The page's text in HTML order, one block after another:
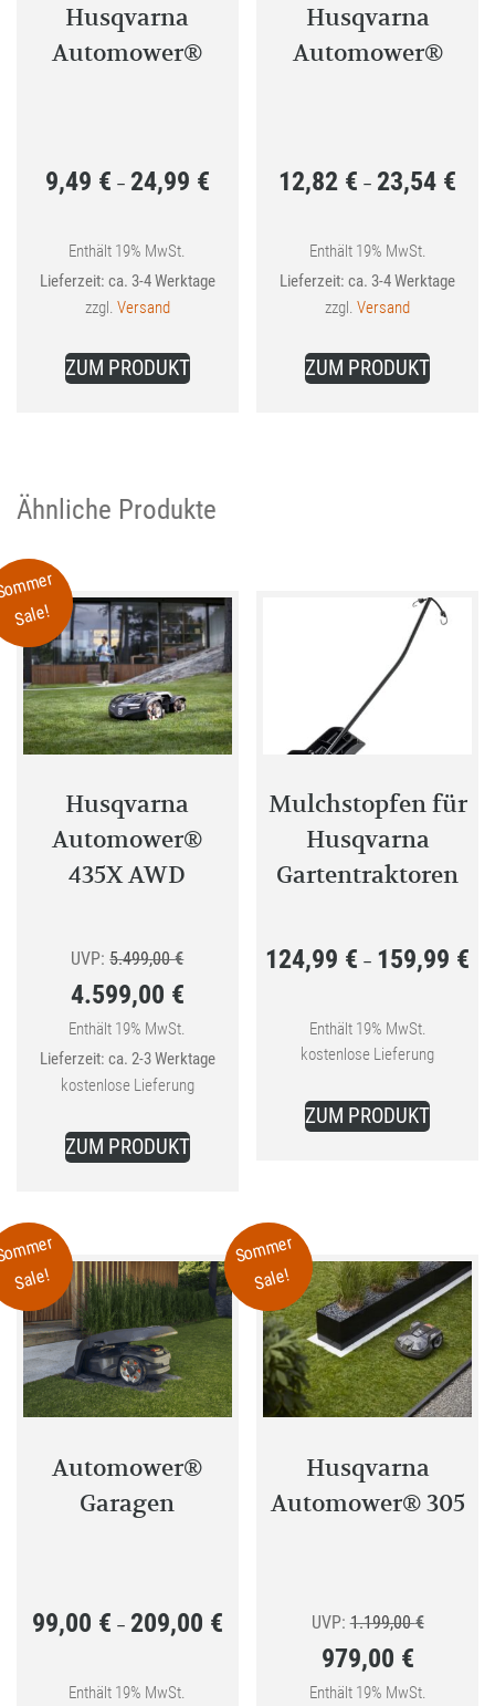
Husqvarna
Automower®
9,49 € – 24,99 €Preisspanne:
24,99 €
Enthält 19% MwSt.
Lieferzeit: ca. 3-4 Werktage
zzgl. Versand
ZUM PRODUKTProdukt
auf.
können
auf
der
Produktseite
gewählt
werden
Husqvarna
Automower®
12,82 € – 23,54 €
Enthält 19% MwSt.
Lieferzeit: ca. 3-4 Werktage
zzgl.Versand
ZUM PRODUKTProdukt
können
auf
Ähnliche Produkte
Sale!
Husqvarna
Automower®
435X AWD
UVP: 5.499,00€Ursprünglicher
Preis
war:
5.499,00 €
4.599,00 €
Aktueller
Preis
4.599,00 €.
Enthält 19% MwSt.
Lieferzeit: ca. 2-3 Werktage
kostenlose Lieferung
ZUM PRODUKT
Mulchstopfen für
Husqvarna
Gartentraktoren
124,99 € – 159,99 €
Enthält 19% MwSt.
kostenlose Lieferung
ZUM PRODUKTProdukt
Die
können
auf
der
werden
Sale!
Automower®
Garagen
99,00 € – 209,00 €Preisspanne:
Enthält 19% MwSt.
Sommer
Sale!
Husqvarna
Automower® 305
UVP: 1.199,00€
979,00 €
Aktueller
Enthält 19% MwSt.